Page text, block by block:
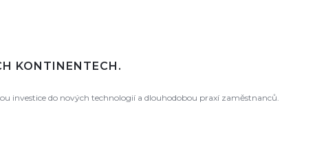
KONTINENTECH.
investice do nových technologií a dlouhodobou praxí zaměstnanců.